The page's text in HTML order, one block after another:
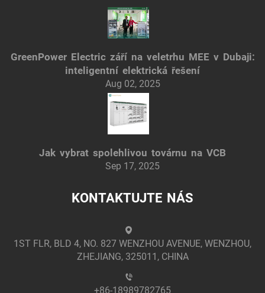
GreenPower Electric září na veletrhu MEE v Dubaji:
inteligentní elektrická řešení
Aug 02, 2025
Jak vybrat spolehlivou továrnu na VCB
Sep 17, 2025
KONTAKTUJTE NÁS
1ST FLR, BLD 4, NO. 827 WENZHOU AVENUE, WENZHOU,
ZHEJIANG, 325011, CHINA
+86-18989782765